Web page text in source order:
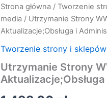
Strona główna / Tworzenie
media / Utrzymanie Strony
Aktualizacje;Obsługa i
Tworzenie strony i
Utrzymanie Strony
ilość
Utrzymanie
WWW:
Abonament
i
Aktualizacje;Obsługa
Administracja